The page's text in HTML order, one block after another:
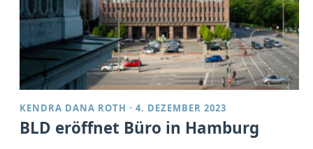
KENDRA DANA ROTH ·4. DEZEMBER 2023
BLD eröffnet Büro in Hamburg